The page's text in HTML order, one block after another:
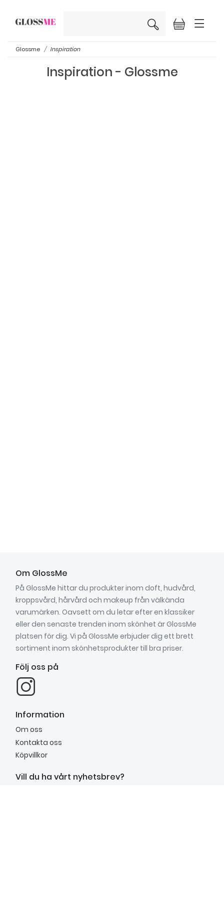
×
Glossme Inspiration
Inspiration - Glossme
Om GlossMe
På GlossMe hittar du produkter inom doft, hudvård,
kroppsvård, hårvård och makeup från välkända
varumärken. Oavsett om du letar efter en klassiker
eller den senaste trenden inom skönhet är GlossMe
platsen för dig. Vi på GlossMe erbjuder dig ett brett
sortiment inom skönhetsprodukter till bra priser.
Följ oss på
Information
Om oss
Kontakta oss
Köpvillkor
Vill du ha vårt nyhetsbrev?